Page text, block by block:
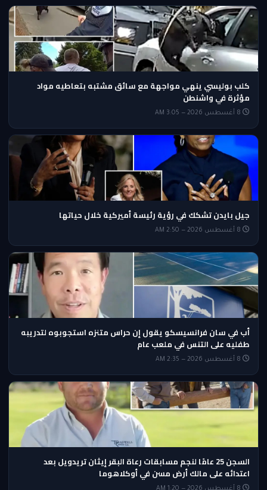
كلب بوليسي ينهي مواجهة مع سائق مشتبه بتعاطيه مواد
مؤثرة في واشنطن
جيل بايدن تشكك في رؤية رئيسة أميركية خلال حياتها
أب في سان فرانسيسكو يقول إن حراس متنزه استجوبوه لتدريبه
طفليه على التنس في ملعب عام
السجن 25 عامًا لنجم مسابقات رعاة البقر إيثان تريدويل بعد
اعتدائه على مالك أرض مسن في أوكلاهوما